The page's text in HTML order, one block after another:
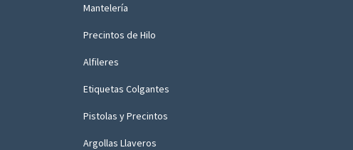
Mantelería
Precintos de Hilo
Alfileres
Etiquetas Colgantes
Pistolas y Precintos
Argollas Llaveros